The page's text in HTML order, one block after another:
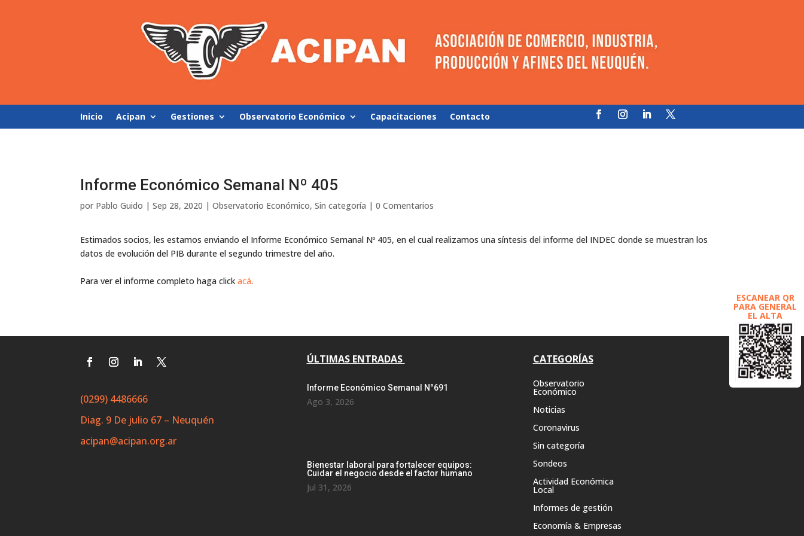
Inicio Acipan Gestiones Observatorio Económico Capacitaciones Contacto
ESCANEAR QR
PARA GENERAL
EL ALTA
Informe Económico Semanal Nº 405
por Pablo Guido |Sep 28, 2020 |Observatorio Económico,Sin categoría |0 Comentarios
Estimados socios, les estamos enviando el Informe Económico Semanal Nº 405, en el cual realizamos una síntesis del informe del INDEC donde se muestran los
datos de evolución del PIB durante el segundo trimestre del año.
Para ver el informe completo haga clickacá.
(0299) 4486666
Diag. 9 De julio 67 – Neuquén
acipan@acipan.org.ar
ÚLTIMAS ENTRADAS
Informe Económico Semanal N°691
Ago 3, 2026
Bienestar laboral para fortalecer equipos:
Cuidar el negocio desde el factor humano
Jul 31, 2026
CATEGORÍAS
Observatorio
Económico
Noticias
Coronavirus
Sin categoría
Sondeos
Actividad Económica
Local
Informes de gestión
Economía & Empresas